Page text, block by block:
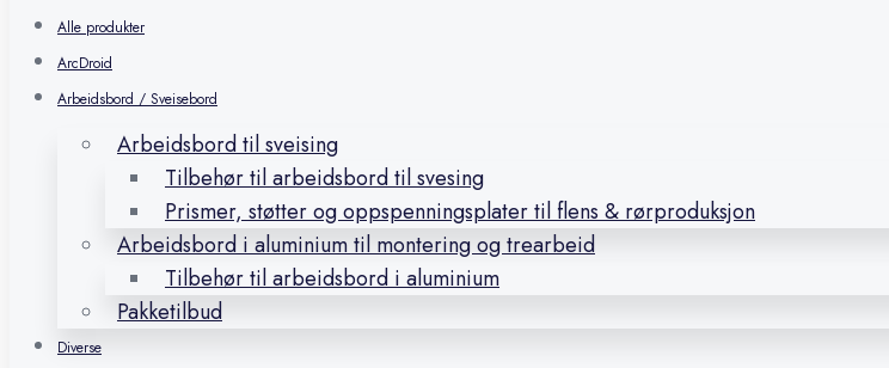
Alle produkter
ArcDroid
Arbeidsbord / Sveisebord
Arbeidsbord til sveising
Tilbehør til arbeidsbord til svesing
Prismer, støtter og oppspenningsplater til flens & rørproduksjon
Arbeidsbord i aluminium til montering og trearbeid
Tilbehør til arbeidsbord i aluminium
Pakketilbud
Diverse